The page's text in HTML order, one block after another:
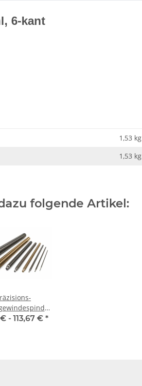
6-kant
1,53 kg
1,53 kg
folgende Artikel:
rechts, je m
- 113,67 € *